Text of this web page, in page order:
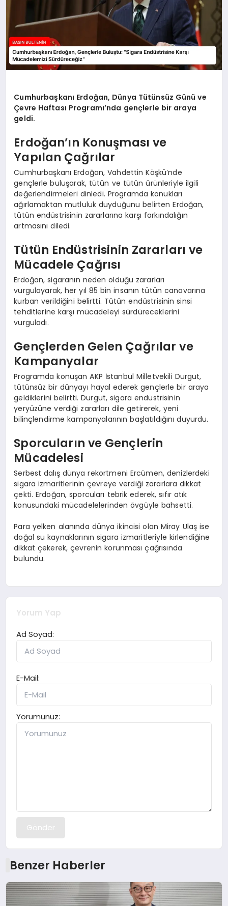
Cumhurbaşkanı Erdoğan, Dünya Tütünsüz Günü ve
Çevre Haftası Programı’nda gençlerle bir araya
geldi.
Erdoğan’ın Konuşması ve
Yapılan Çağrılar
Cumhurbaşkanı Erdoğan, Vahdettin Köşkü’nde
gençlerle buluşarak, tütün ve tütün ürünleriyle ilgili
değerlendirmeleri dinledi. Programda konukları
ağırlamaktan mutluluk duyduğunu belirten Erdoğan,
tütün endüstrisinin zararlarına karşı farkındalığın
artmasını diledi.
Tütün Endüstrisinin Zararları ve
Mücadele Çağrısı
Erdoğan, sigaranın neden olduğu zararları
vurgulayarak, her yıl 85 bin insanın tütün canavarına
kurban verildiğini belirtti. Tütün endüstrisinin sinsi
tehditlerine karşı mücadeleyi sürdüreceklerini
vurguladı.
Gençlerden Gelen Çağrılar ve
Kampanyalar
Programda konuşan AKP İstanbul Milletvekili Durgut,
tütünsüz bir dünyayı hayal ederek gençlerle bir araya
geldiklerini belirtti. Durgut, sigara endüstrisinin
yeryüzüne verdiği zararları dile getirerek, yeni
bilinçlendirme kampanyalarının başlatıldığını duyurdu.
Sporcuların ve Gençlerin
Mücadelesi
Serbest dalış dünya rekortmeni Ercümen, denizlerdeki
sigara izmaritlerinin çevreye verdiği zararlara dikkat
çekti. Erdoğan, sporcuları tebrik ederek, sıfır atık
konusundaki mücadelelerinden övgüyle bahsetti.
Para yelken alanında dünya ikincisi olan Miray Ulaş ise
doğal su kaynaklarının sigara izmaritleriyle kirlendiğine
dikkat çekerek, çevrenin korunması çağrısında
bulundu.
Yorum Yap
Ad Soyad:
E-Mail:
Yorumunuz:
Gönder
Benzer Haberler